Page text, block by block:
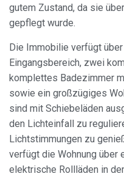
gutem Zustand, da sie
gepflegt wurde.
Die Immobilie verfügt
Eingangsbereich, zwei
komplettes Badezimmer
sowie ein großzügiges
sind mit Schiebeläden
den Lichteinfall zu
Lichtstimmungen zu
verfügt die Wohnung über
elektrische Rollläden in
Technik und Funktional
Diese Website verwendet
Informationen zu
verbessern. Wenn Sie
Installation. Der Benutzer
Browser zu
dass er auf seiner
bedenken muss, dass
Navigieren auf der
Analytik und
Sie ermöglichen die